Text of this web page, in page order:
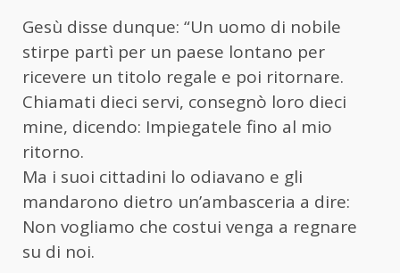
Gesù disse dunque: “Un uomo di nobile
stirpe partì per un paese lontano per
ricevere un titolo regale e poi ritornare.
Chiamati dieci servi, consegnò loro dieci
mine, dicendo: Impiegatele fino al mio
ritorno.
Ma i suoi cittadini lo odiavano e gli
mandarono dietro un’ambasceria a dire:
Non vogliamo che costui venga a regnare
su di noi.